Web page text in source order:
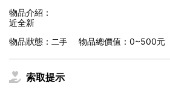
物品介紹：
近全新
物品狀態： 二手 物品總價值：0~500元
索取提示